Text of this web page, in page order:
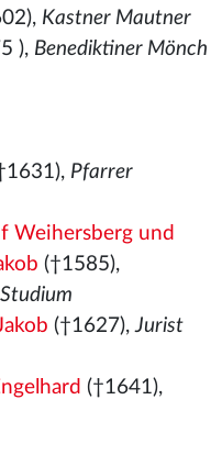
Kastner Mautner
), Benediktiner Mönch
Pfarrer
Weihersberg und
(†1585),
(†1627),Jurist
(†1641),